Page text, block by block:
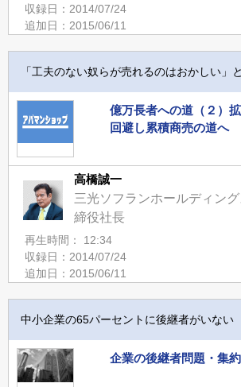
収録日：2014/07/24
追加日：2015/06/11
「工夫のない奴らが売れるのはおかしい」
億万長者への道（２）
回避し累積商売の道へ
高橋誠一
三光ソフランホールディン
締役社長
再生時間： 12:34
収録日：2014/07/24
追加日：2015/06/11
中小企業の65パーセントに後継者がいない
企業の後継者問題・集